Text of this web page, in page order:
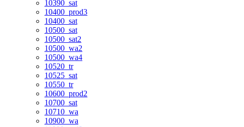
10390_sat
10400_prod3
10400_sat
10500_sat
10500_sat2
10500_wa2
10500_wa4
10520_tr
10525_sat
10550_tr
10600_prod2
10700_sat
10710_wa
10900_wa